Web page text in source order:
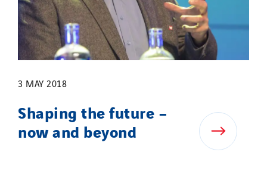
3 MAY 2018
Shaping the future –
now and beyond